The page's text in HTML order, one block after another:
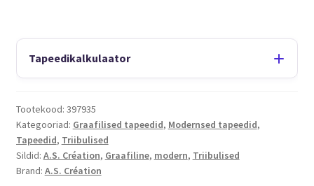
Tapeedikalkulaator
Tootekood: 397935
Kategooriad: Graafilised tapeedid, Modernsed tapeedid,
Tapeedid, Triibulised
Sildid: A.S. Création, Graafiline, modern, Triibulised
Brand: A.S. Création